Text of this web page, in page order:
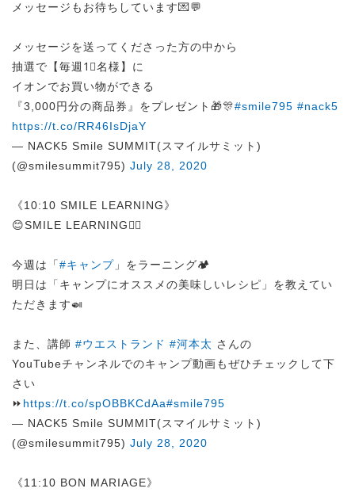
メッセージもお待ちしています💌💬
メッセージを送ってくださった方の中から
抽選で【毎週1⃣名様】に
イオンでお買い物ができる
『3,000円分の商品券』をプレゼント🎁🎊#smile795 #nack5
https://t.co/RR46IsDjaY
— NACK5 Smile SUMMIT(スマイルサミット)
(@smilesummit795) July 28, 2020
《10:10 SMILE LEARNING》
😊SMILE LEARNING✍🏻
今週は「#キャンプ 」をラーニング🏕️
明日は「キャンプにオススメの美味しいレシピ」を教えてい
ただきます🍛
また、講師 #ウエストランド #河本太 さんの
YouTubeチャンネルでのキャンプ動画もぜひチェックして下
さい
⏩ https://t.co/spOBBKCdAa#smile795
— NACK5 Smile SUMMIT(スマイルサミット)
(@smilesummit795) July 28, 2020
《11:10 BON MARIAGE》